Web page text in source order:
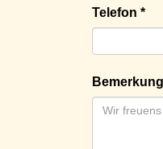
Telefon *
Bemerkung